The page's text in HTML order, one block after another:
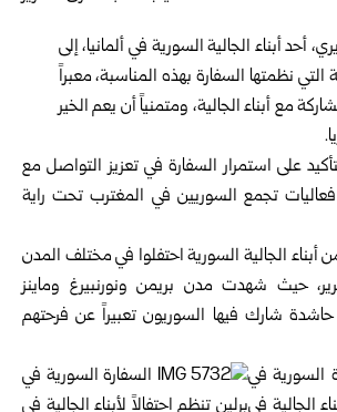
أحد أبناء الجالية السورية في ألمانيا، إلى
التي نظمتها السفارة بهذه المناسبة، معبراً
مع أبناء الجالية، ومتمنياً أن يعم الخير
على استمرار السفارة في تعزيز التواصل مع
فعاليات تجمع السوريين في المغترب تحت راية
الجالية السورية احتفلوا في مختلف المدن
حيث شهدت مدن بريمن ونورنبيرغ وماينز
شارك فيها السوريون تعبيراً عن فرحتهم